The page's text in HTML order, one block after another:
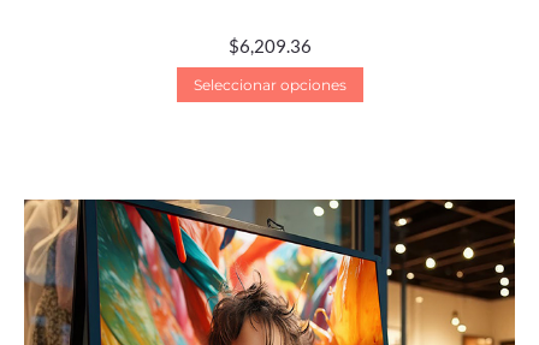
$6,209.36
Seleccionar opciones